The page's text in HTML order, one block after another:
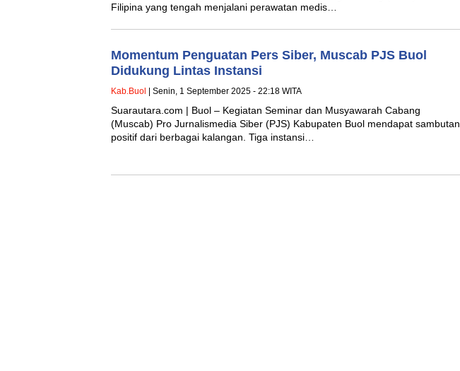
Filipina yang tengah menjalani perawatan medis…
Momentum Penguatan Pers Siber, Muscab PJS Buol
Didukung Lintas Instansi
Kab.Buol | Senin, 1 September 2025 - 22:18 WITA
Suarautara.com | Buol – Kegiatan Seminar dan Musyawarah Cabang
(Muscab) Pro Jurnalismedia Siber (PJS) Kabupaten Buol mendapat sambutan
positif dari berbagai kalangan. Tiga instansi…